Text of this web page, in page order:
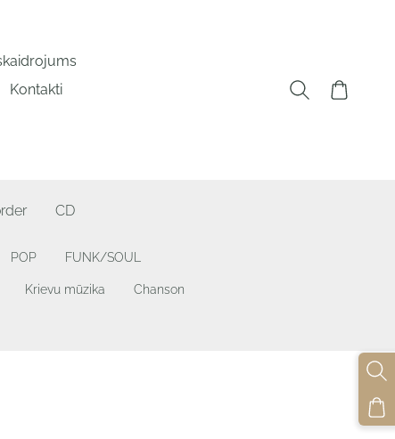
Kontakti
CD
POP FUNK/SOUL
Krievu mūzika Chanson